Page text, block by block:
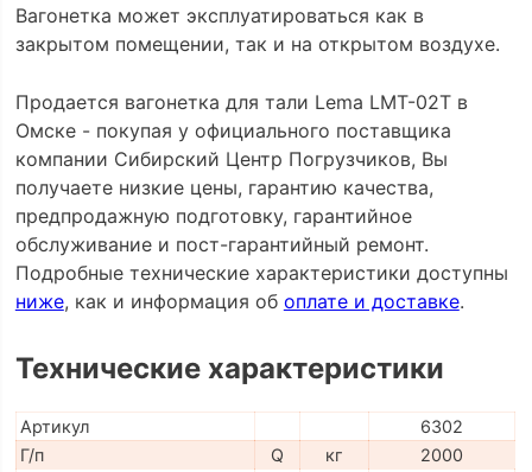
Вагонетка может эксплуатироваться как в
закрытом помещении, так и на открытом воздухе.
Продается вагонетка для тали Lema LMT-02T в
Омске - покупая у официального поставщика
компании Сибирский Центр Погрузчиков, Вы
получаете низкие цены, гарантию качества,
предпродажную подготовку, гарантийное
обслуживание и пост-гарантийный ремонт.
Подробные технические характеристики доступны
ниже, как и информация об оплате и доставке.
Технические характеристики
Артикул
6302
Г/п
Q кг
2000